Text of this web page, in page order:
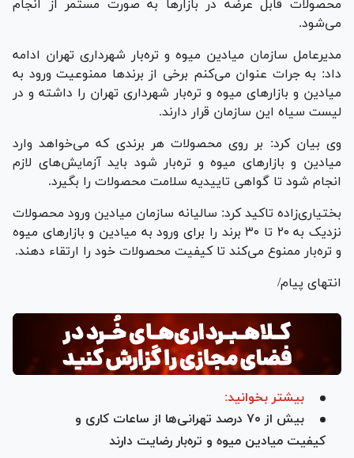
محصولات قابل عرضه در بازار‌ها به صورت مستمر از انجام
می‌شود.
مدیرعامل سازمان میادین میوه و تره‌بار شهرداری تهران ادامه
داد: به جرات عنوان می‌کنم برخی از برند‌ها ممنوعیت ورود به
میادین و بازار‌های میوه و تره‌بار شهرداری تهران را داشته و در
لیست سیاه این سازمان قرار دارند.
وی بیان کرد: بر روی محصولات هر برندی که می‌خواهد وارد
میادین و بازار‌های میوه و تره‌بار شود باید آزمایش‌های لازم
انجام شود تا گواهی تاییدیه سلامت محصولات را بگیرد.
بختیاری‌زاده تاکید کرد: سالیانه سازمان میادین ورود محصولات
نزدیک به ۲۰ تا ۳۰ برند را برای ورود به میادین و بازار‌های میوه
و تره‌بار ممنوع می‌کند تا کیفیت محصولات خود را ارتقاء دهند.
انتهای پیام/
بیشتر بخوانید:
بیش از ۷۰ درصد تهرانی‌ها از ساعات کاری و
کیفیت میادین میوه و تره‌بار رضایت دارند